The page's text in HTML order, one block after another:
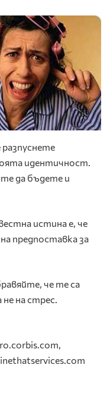
идентичност.
да бъдете и
истина е, че
предпоставка за
че те са
на стрес.